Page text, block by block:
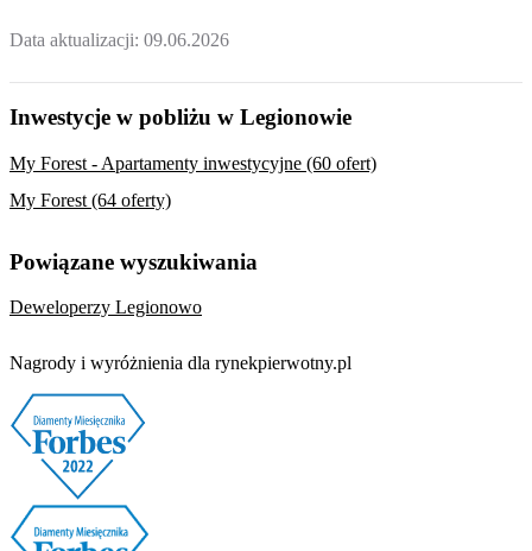
Data aktualizacji: 09.06.2026
Inwestycje w pobliżu w Legionowie
My Forest - Apartamenty inwestycyjne (60 ofert)
My Forest (64 oferty)
Powiązane wyszukiwania
Deweloperzy Legionowo
Nagrody i wyróżnienia dla rynekpierwotny.pl